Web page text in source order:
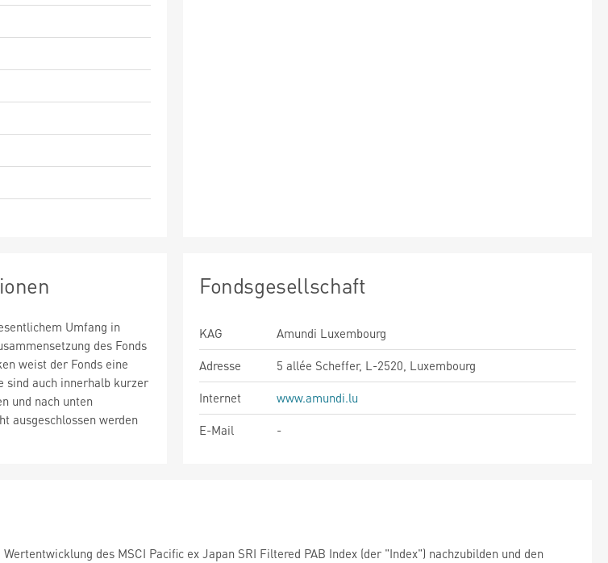
Umfang in
des Fonds
weist der Fonds eine
sind auch innerhalb kurzer
und nach unten
ausgeschlossen werden
Fondsgesellschaft
KAG
Amundi Luxembourg
Adresse
5 allée Scheffer, L-2520, Luxembourg
Internet
www.amundi.lu
E-Mail
-
des MSCI Pacific ex Japan SRI Filtered PAB Index (der "Index") nachzubilden und den